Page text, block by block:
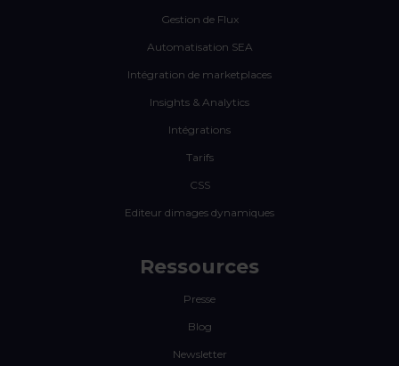
Gestion de Flux
Automatisation SEA
Intégration de marketplaces
Insights & Analytics
Intégrations
Tarifs
CSS
Editeur dimages dynamiques
Ressources
Presse
Blog
Newsletter